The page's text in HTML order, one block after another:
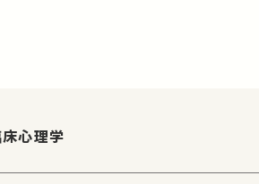
心理学